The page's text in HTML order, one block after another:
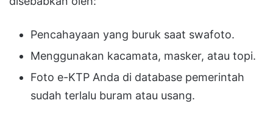
Pencahayaan yang buruk saat swafoto.
Menggunakan kacamata, masker, atau topi.
Foto e-KTP Anda di database pemerintah
sudah terlalu buram atau usang.